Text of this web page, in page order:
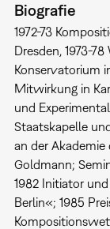
Biografie
1972-73
Dresden, 1973-
Konservatorium
Mitwirkung in
und
Staatskapelle
an der Akademie
Goldmann;
1982 Initiator
Berlin«; 1985